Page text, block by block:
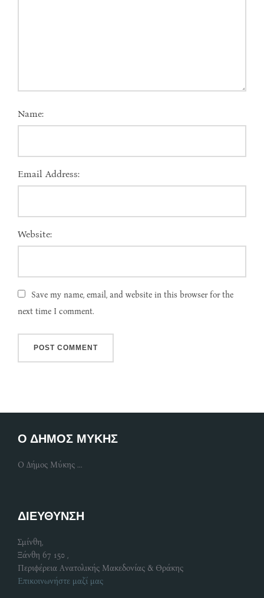
Name:
Email Address:
Website:
Save my name, email, and website in this browser for the
next time I comment.
Ο ΔΗΜΟΣ ΜΥΚΗΣ
Ο Δήμος Μύκης ...
ΔΙΕΥΘΥΝΣΗ
Σμίνθη,
Ξάνθη 67 150 ,
Περιφέρεια Ανατολικής Μακεδονίας & Θράκης
Επικοινωνήστε μαζί μας